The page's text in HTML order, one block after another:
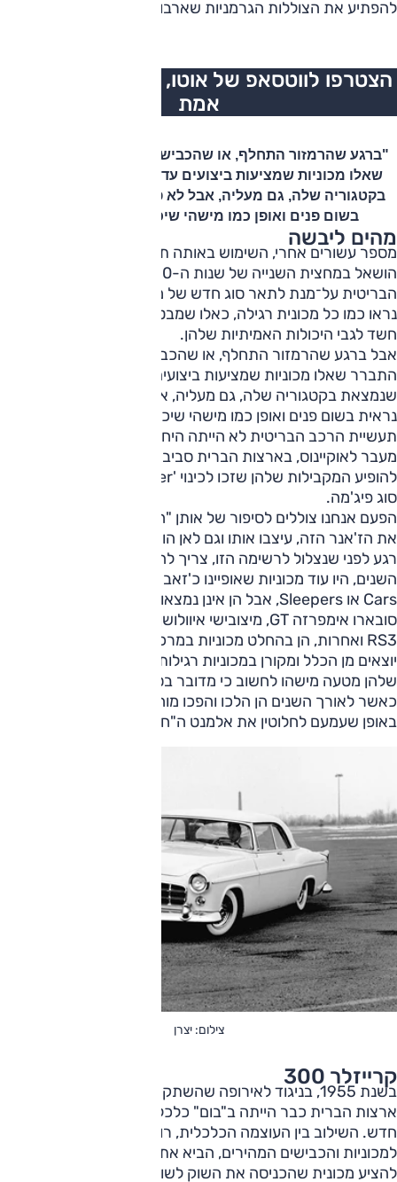
להפתיע את הצוללות הגרמניות שארבו לשיירות האספקה.
הצטרפו לווטסאפ של אוטו, כל העדכונים בזמן
אמת
"ברגע שהרמזור התחלף, או שהכביש התחיל להתפתל התברר
שאלו מכוניות שמציעות ביצועים עדיפים על כל מי שנמצאת
בקטגוריה שלה, גם מעליה, אבל לא פחות חשוב: אינה נראית
בשום פנים ואופן כמו מישהי שיכולה לעשות את זה"
מהים ליבשה
הבריטית על־מנת לתאר סוג חדש של מכוניות שהחל לצוץ. הן
נראו כמו כל מכונית רגילה, כאלו שמבט חטוף לא היה מעלה כל
חשד לגבי היכולות האמיתיות שלהן.
אבל ברגע שהרמזור התחלף, או שהכביש התחיל להתפתל
התברר שאלו מכוניות שמציעות ביצועים עדיפים על כל מי
שנמצאת בקטגוריה שלה, גם מעליה, אבל לא פחות חשוב: אינה
נראית בשום פנים ואופן כמו מישהי שיכולה לעשות את זה. ככה.
תעשיית הרכב הבריטית לא הייתה היחידה שהלכה בכיוון זה.
מעבר לאוקיינוס, בארצות הברית סביב אותן שנים, התחילו
סוג פיג'מה.
הפעם אנחנו צוללים לסיפור של אותן "חמקניות", המכוניות שייסדו
את הז'אנר הזה, עיצבו אותו וגם לאן הוא נוסע מכאן בעתיד.
רגע לפני שנצלול לרשימה הזו, צריך להבהיר משהו. לאורך
Cars או Sleepers, אבל הן אינן נמצאות ברשימה הזו. כי בעוד
סובארו אימפרזה GT, מיצובישי איוולושן לדורותיה ואפילו אודי
RS3 ואחרות, הן בהחלט מכוניות במרכב שימושי, הביצועים שלהן
יוצאים מן הכלל ומקורן במכוניות רגילות – קשה לומר שההופעה
שלהן מטעה מישהו לחשוב כי מדובר בסתם עוד מכונית, בטח
כאשר לאורך השנים הן הלכו והפכו מוחצנות יותר בהופעה שלהן
באופן שעמעם לחלוטין את אלמנט ה"חמקנות" שלהן.
צילום: יצרן
קרייזלר 300
בשנת 1955, בניגוד לאירופה שהשתקמה מפגעי המלחמה,
ארצות הברית כבר הייתה ב"בום" כלכלי של שפע ועלייתו של דור
חדש. השילוב בין העוצמה הכלכלית, רוח החופש, הביקוש
למכוניות והכבישים המהירים, הביא את יצרנית הרכב קרייזלר